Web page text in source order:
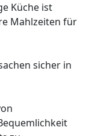
Küche ist
Mahlzeiten für
sicher in